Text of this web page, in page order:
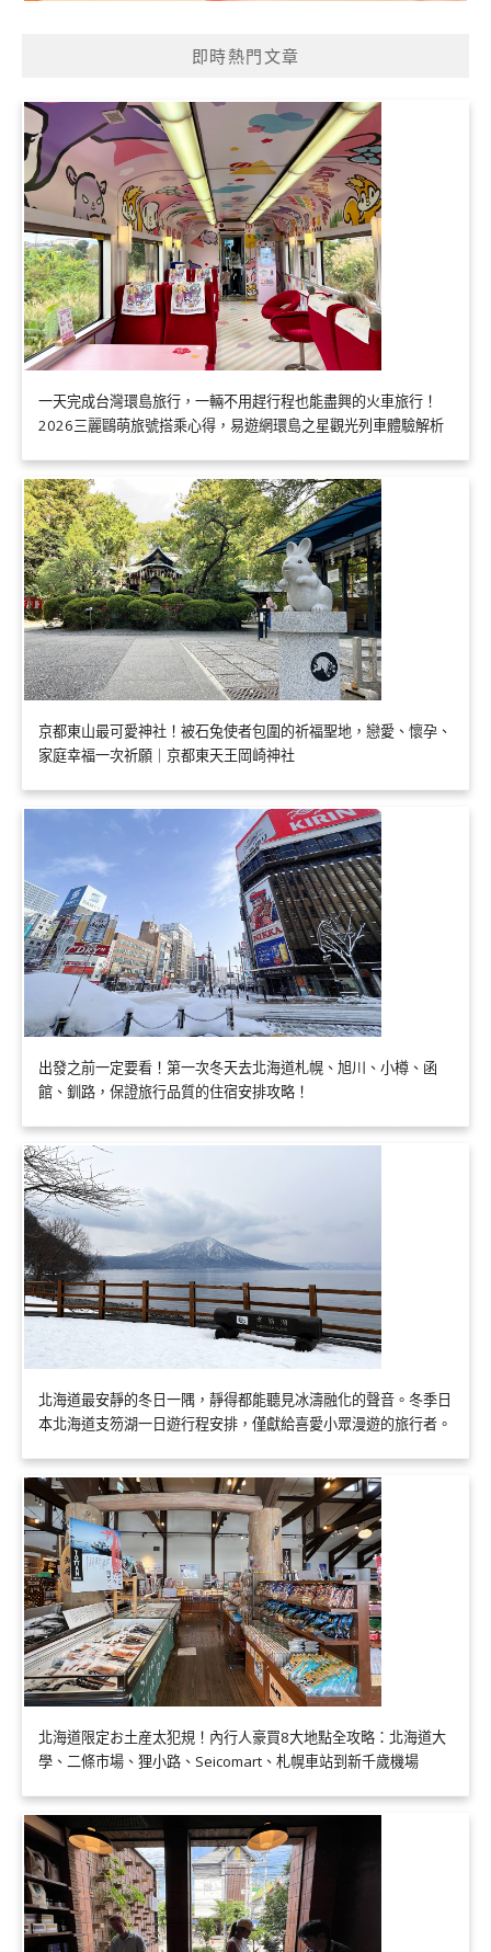
即時熱門文章
一天完成台灣環島旅行，一輛不用趕行程也能盡興的火車旅行！
2026三麗鷗萌旅號搭乘心得，易遊網環島之星觀光列車體驗解析
京都東山最可愛神社！被石兔使者包圍的祈福聖地，戀愛、懷孕、
家庭幸福一次祈願｜京都東天王岡崎神社
出發之前一定要看！第一次冬天去北海道札幌、旭川、小樽、函
館、釧路，保證旅行品質的住宿安排攻略！
北海道最安靜的冬日一隅，靜得都能聽見冰濤融化的聲音。冬季日
本北海道支笏湖一日遊行程安排，僅獻給喜愛小眾漫遊的旅行者。
北海道限定お土産太犯規！內行人豪買8大地點全攻略：北海道大
學、二條市場、狸小路、Seicomart、札幌車站到新千歲機場